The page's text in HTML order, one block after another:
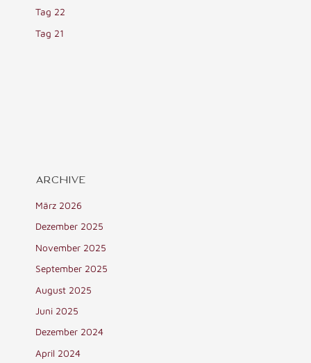
Tag 22
Tag 21
ARCHIVE
März 2026
Dezember 2025
November 2025
September 2025
August 2025
Juni 2025
Dezember 2024
April 2024